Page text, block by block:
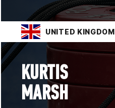
UNITED KINGDOM
KURTIS
MARSH